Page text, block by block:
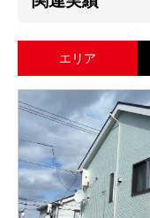
エリア